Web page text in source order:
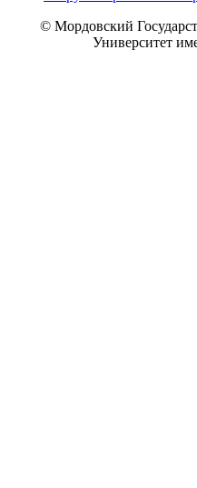
© Мордовский
Университет